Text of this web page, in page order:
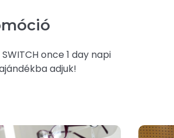
once 1 day napi
adjuk!